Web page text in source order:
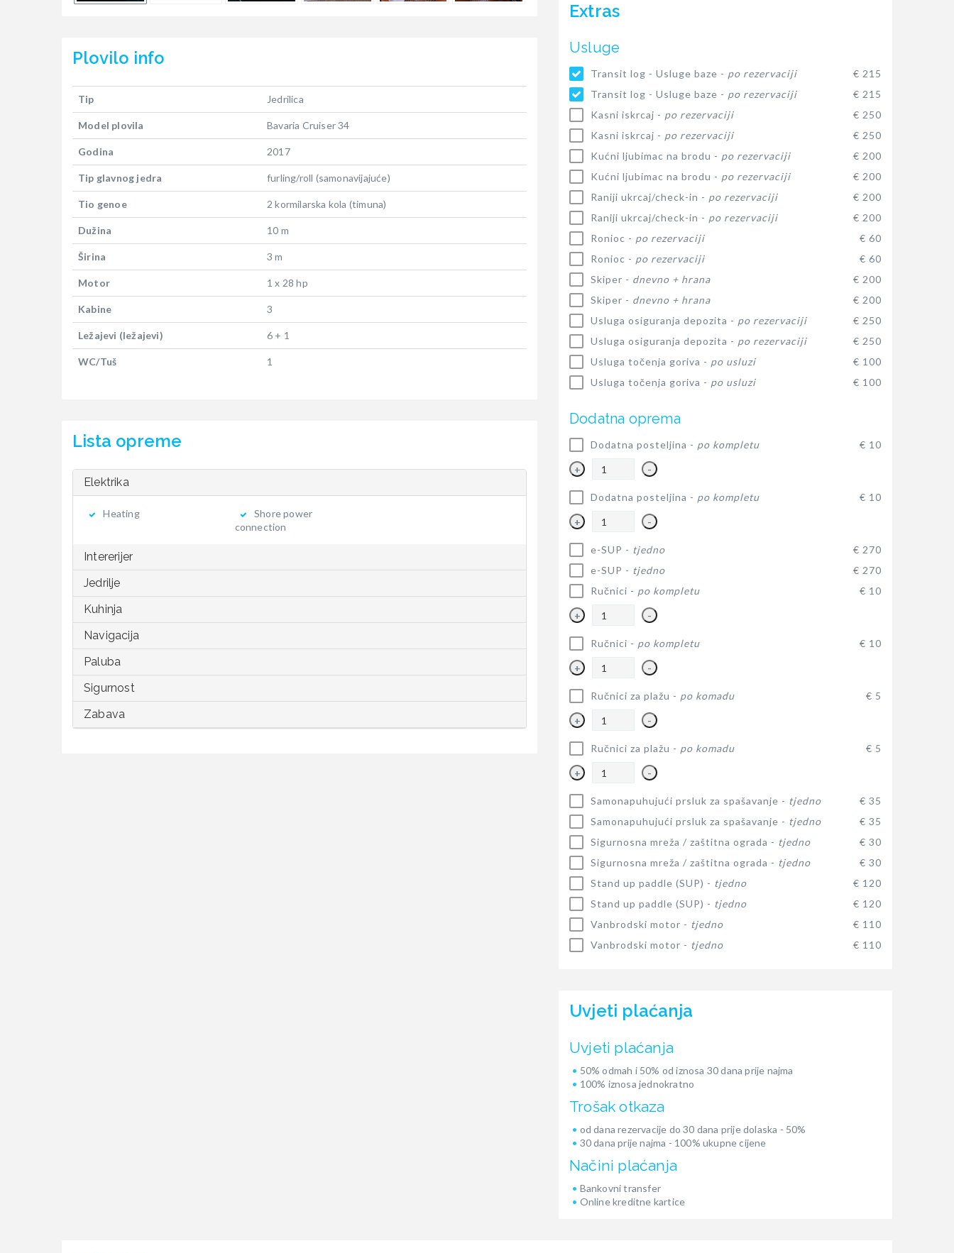
Plovilo info
Tip Jedrilica
Model plovila Bavaria Cruiser 34
Godina 2017
Tip glavnog jedra furling/roll (samonavijajuće)
Tio genoe 2 kormilarska kola (timuna)
Dužina 10 m
Širina 3 m
Motor 1 x 28 hp
Kabine 3
Ležajevi (ležajevi) 6 + 1
WC/Tuš 1
Lista opreme
Elektrika
Heating
Shore power
connection
Intererijer
Jedrilje
Kuhinja
Navigacija
Paluba
Sigurnost
Zabava
Extras
Usluge
Transit log - Usluge baze - po rezervaciji
€ 215
Transit log - Usluge baze - po rezervaciji
€ 215
Kasni iskrcaj - po rezervaciji
€ 250
Kasni iskrcaj - po rezervaciji
€ 250
Kućni ljubimac na brodu - po rezervaciji
€ 200
Kućni ljubimac na brodu - po rezervaciji
€ 200
Raniji ukrcaj/check-in - po rezervaciji
€ 200
Raniji ukrcaj/check-in - po rezervaciji
€ 200
Ronioc - po rezervaciji
€ 60
Ronioc - po rezervaciji
€ 60
Skiper - dnevno + hrana
€ 200
Skiper - dnevno + hrana
€ 200
Usluga osiguranja depozita - po rezervaciji
€ 250
Usluga osiguranja depozita - po rezervaciji
€ 250
Usluga točenja goriva - po usluzi
€ 100
Usluga točenja goriva - po usluzi € 100
Dodatna oprema
Dodatna posteljina - po kompletu € 10
+ -
Dodatna posteljina - po kompletu € 10
+ -
e-SUP - tjedno
€ 270
e-SUP - tjedno
€ 270
Ručnici - po kompletu € 10
+ -
Ručnici - po kompletu € 10
+ -
Ručnici za plažu - po komadu € 5
+ -
Ručnici za plažu - po komadu € 5
+ -
Samonapuhujući prsluk za spašavanje - tjedno
€ 35
Samonapuhujući prsluk za spašavanje - tjedno
€ 35
Sigurnosna mreža / zaštitna ograda - tjedno
€ 30
Sigurnosna mreža / zaštitna ograda - tjedno
€ 30
Stand up paddle (SUP) - tjedno
€ 120
Stand up paddle (SUP) - tjedno
€ 120
Vanbrodski motor - tjedno
€ 110
Vanbrodski motor - tjedno € 110
Uvjeti plaćanja
Uvjeti plaćanja
50% odmah i 50% od iznosa 30 dana prije najma
100% iznosa jednokratno
Trošak otkaza
od dana rezervacije do 30 dana prije dolaska - 50%
30 dana prije najma - 100% ukupne cijene
Načini plaćanja
Bankovni transfer
Online kreditne kartice